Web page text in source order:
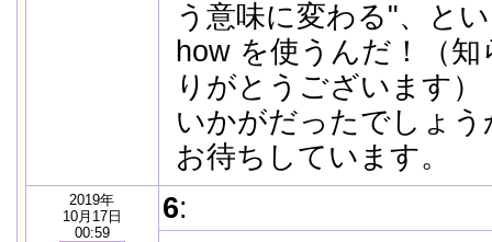
う意味に変わる"、と
how を使うんだ！（
りがとうございます）
いかがだったでしょ
お待ちしています。
2019年
10月17日
00:59
6: